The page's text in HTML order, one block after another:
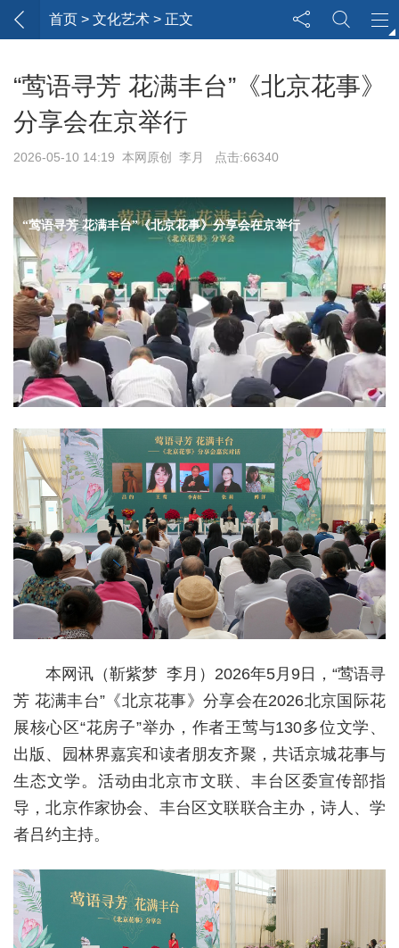
首页 > 文化艺术 > 正文
“莺语寻芳 花满丰台”《北京花事》
分享会在京举行
2026-05-10 14:19 本网原创 李月 点击:66340
本网讯（靳紫梦 李月）2026年5月9日，“莺语寻
芳 花满丰台”《北京花事》分享会在2026北京国际花
展核心区“花房子”举办，作者王莺与130多位文学、
出版、园林界嘉宾和读者朋友齐聚，共话京城花事与
生态文学。活动由北京市文联、丰台区委宣传部指
导，北京作家协会、丰台区文联联合主办，诗人、学
者吕约主持。